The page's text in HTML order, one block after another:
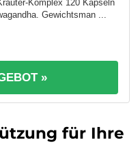
Komplex 120 Kapseln
Gewichtsman ...
»
für Ihre